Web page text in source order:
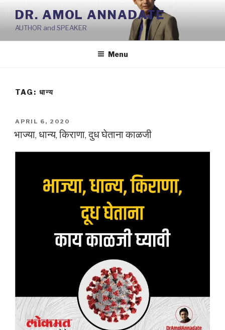
Skip
content
DR. AMOL ANNADATE
AUTHOR and SPEAKER
Menu
TAG: धान्य
POSTED
ON
APRIL 6, 2020
भाज्या, धान्य, किराणा, दुध घेताना काळजी